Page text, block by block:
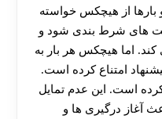
بارها از هیچکس خواسته
های شرط‌ بندی شود و
اما هیچکس هر بار به
امتناع کرده است.
است. این عدم تمایل
آغاز درگیری‌ ها و